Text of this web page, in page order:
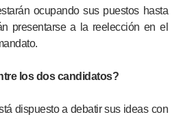
ocupando sus puestos hasta
presentarse a la reelección en el
los dos candidatos?
dispuesto a debatir sus ideas con